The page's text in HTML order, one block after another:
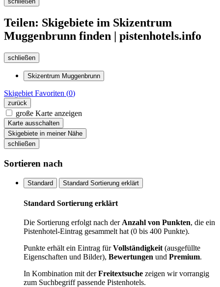
Teilen: Skigebiete im Skizentrum
Muggenbrunn finden | pistenhotels.info
schließen
Skizentrum Muggenbrunn
Skigebiet Favoriten (0)
zurück
große Karte anzeigen
Karte ausschalten
Skigebiete in meiner Nähe
schließen
Sortieren nach
Standard Standard Sortierung erklärt
Standard Sortierung erklärt
Die Sortierung erfolgt nach der Anzahl von Punkten, die ein
Pistenhotel-Eintrag gesammelt hat (0 bis 400 Punkte).
Punkte erhält ein Eintrag fürVollständigkeit (ausgefüllte
Eigenschaften und Bilder), Bewertungen und Premium.
In Kombination mit derFreitextsuche zeigen wir vorrangig
zum Suchbegriff passende Pistenhotels.